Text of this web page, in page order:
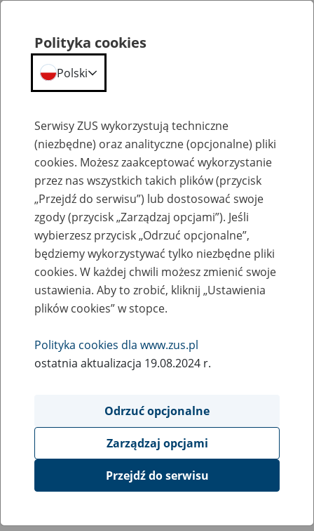
Przepraszamy,
podana strona nie została znaleziona.
Błąd 404
Przejdź do strony głównej
Polityka cookies
Polski
Serwisy ZUS wykorzystują techniczne
(niezbędne) oraz analityczne (opcjonalne) pliki
cookies. Możesz zaakceptować wykorzystanie
przez nas wszystkich takich plików (przycisk
„Przejdź do serwisu”) lub dostosować swoje
zgody (przycisk „Zarządzaj opcjami”). Jeśli
wybierzesz przycisk „Odrzuć opcjonalne”,
będziemy wykorzystywać tylko niezbędne pliki
cookies. W każdej chwili możesz zmienić swoje
ustawienia. Aby to zrobić, kliknij „Ustawienia
plików cookies” w stopce.
Polityka cookies dla www.zus.pl
ostatnia aktualizacja 19.08.2024 r.
Odrzuć opcjonalne
Zarządzaj opcjami
Przejdź do serwisu